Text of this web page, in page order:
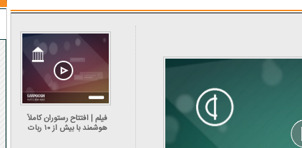
فیلم | افتتاح رستوران کاملاً
هوشمند با بیش از ۱۰ ربات